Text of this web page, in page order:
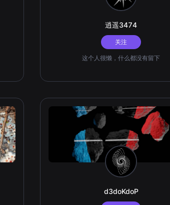
逍遥3474
关注
这个人很懒，什么都没有留下
d3doKdoP